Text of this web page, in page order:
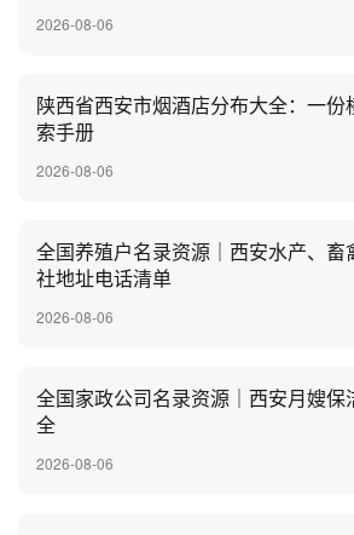
2026-08-06
陕西省西安市烟酒店分布大全：一
索手册
2026-08-06
全国养殖户名录资源｜西安水产、畜
社地址电话清单
2026-08-06
全国家政公司名录资源｜西安月嫂保
全
2026-08-06